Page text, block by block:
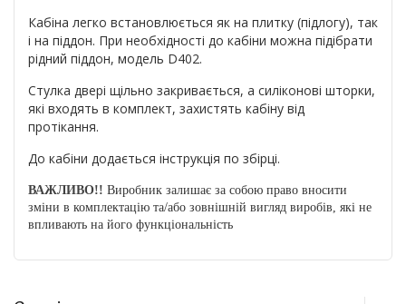
Кабіна легко встановлюється як на плитку (підлогу), так
і на піддон. При необхідності до кабіни можна підібрати
рідний піддон, модель D402.
Стулка двері щільно закривається, а силіконові шторки,
які входять в комплект, захистять кабіну від
протікання.
До кабіни додається інструкція по збірці.
ВАЖЛИВО!! Виробник залишає за собою право вносити
зміни в комплектацію та/або зовнішній вигляд виробів, які не
впливають на його функціональність